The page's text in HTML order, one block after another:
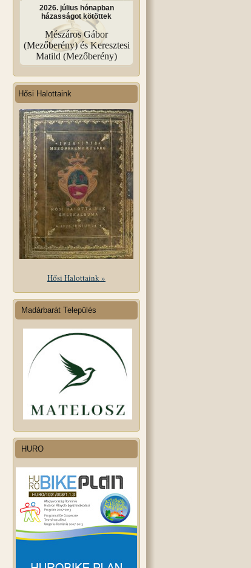
2026. július hónapban
házasságot kötöttek
Mészáros Gábor
(Mezőberény) és Keresztesi
Matild (Mezőberény)
Hősi Halottaink
Hősi Halottaink »
Madárbarát Település
HURO